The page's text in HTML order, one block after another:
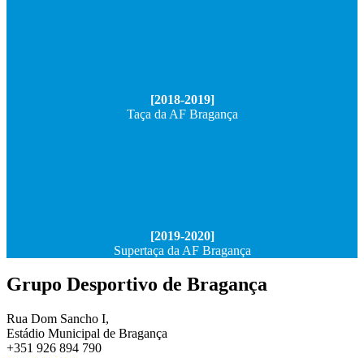
[2018-2019]
Taça da AF Bragança
[2019-2020]
Supertaça da AF Bragança
Grupo Desportivo de Bragança
Rua Dom Sancho I,
Estádio Municipal de Bragança
+351 926 894 790